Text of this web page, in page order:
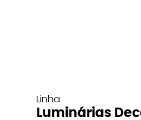
Linha
Luminárias